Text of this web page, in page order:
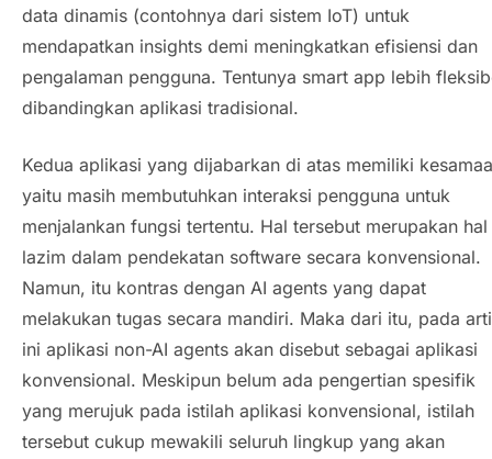
data dinamis (contohnya dari sistem IoT) untuk
mendapatkan insights demi meningkatkan efisiensi dan
pengalaman pengguna. Tentunya smart app lebih
dibandingkan aplikasi tradisional.
Kedua aplikasi yang dijabarkan di atas memiliki
yaitu masih membutuhkan interaksi pengguna untuk
menjalankan fungsi tertentu. Hal tersebut merupakan hal
lazim dalam pendekatan software secara konvensional.
Namun, itu kontras dengan AI agents yang dapat
melakukan tugas secara mandiri. Maka dari itu, pada
ini aplikasi non-AI agents akan disebut sebagai aplikasi
konvensional. Meskipun belum ada pengertian spesifik
yang merujuk pada istilah aplikasi konvensional, istilah
tersebut cukup mewakili seluruh lingkup yang akan